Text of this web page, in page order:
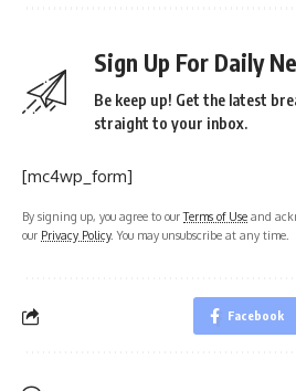
Sign Up For Daily
Be keep up! Get the latest
straight to your inbox.
[mc4wp_form]
By signing up, you agree to ourTerms of Use and
our Privacy Policy. You may unsubscribe at any time.
Facebook